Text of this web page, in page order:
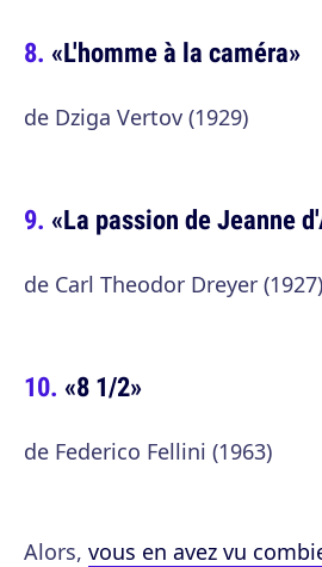
«L'homme à la caméra»
de Dziga Vertov (1929)
«La passion de Jeanne
de Carl Theodor Dreyer (1927)
«8 1/2»
de Federico Fellini (1963)
Alors, vous en avez vu